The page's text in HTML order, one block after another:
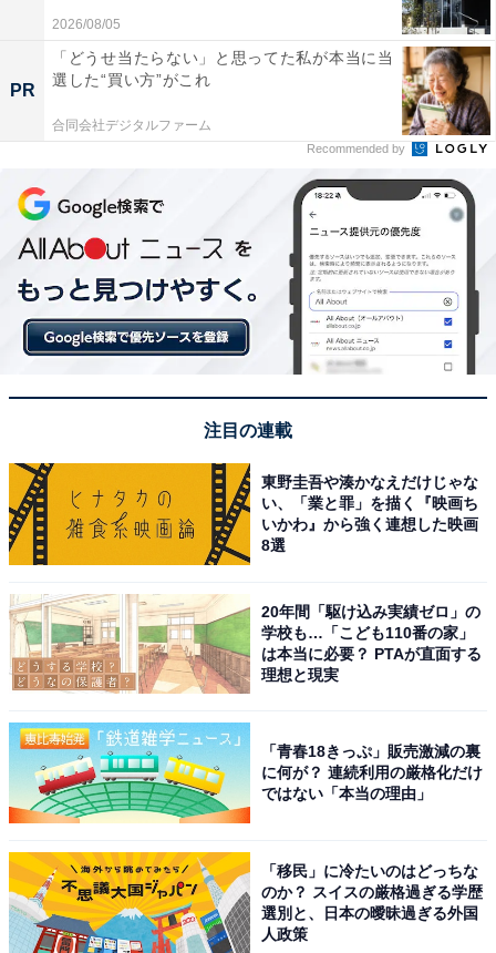
足の不自由な方向けに電動リフトなどが完備された
ケア浴場があり、非常に親切な設計になっていま
アクセス・料金情報は？ 泊まれる？
アクセス
所在地：兵庫県養父市八鹿町高柳488-1
アクセス：
【お車】八鹿氷ノ山I.C.下車後、左折500mトガ山交差点
右折すぐ（神戸・大阪・京都から約1時間30分、姫路か
ら約1時間）。
【電車（JR）で】JR山陰本線 八鹿駅下車、タクシーま
たは全全但バス（とがやま温泉行き）で約10分。
2026/08/05
PR
「どうせ当たらない」と思ってた私が本当に当
選した“買い方”がこれ
合同会社デジタルファーム
Recommended by
注目の連載
東野圭吾や湊かなえだけじゃな
い、「業と罪」を描く『映画ち
いかわ』から強く連想した映画
8選
20年間「駆け込み実績ゼロ」の
学校も…「こども110番の家」
は本当に必要？ PTAが直面する
理想と現実
「青春18きっぷ」販売激減の裏
に何が？ 連続利用の厳格化だけ
ではない「本当の理由」
「移民」に冷たいのはどっちな
のか？ スイスの厳格過ぎる学歴
選別と、日本の曖昧過ぎる外国
人政策